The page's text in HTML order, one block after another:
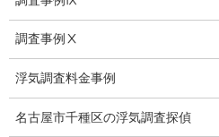
社員の行動調査
行動調査
調査事例Ⅹ
浮気調査料金事例
名古屋市千種区の浮気調査探偵